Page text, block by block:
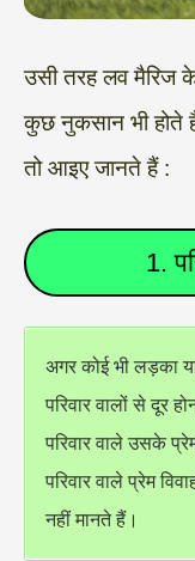
उसी तरह लव मैरिज
कुछ नुकसान भी होते
तो आइए जानते हैं :
1.
अगर कोई भी लड़का
परिवार वालों से दूर
परिवार वाले उसके
परिवार वाले प्रेम
नहीं मानते हैं।